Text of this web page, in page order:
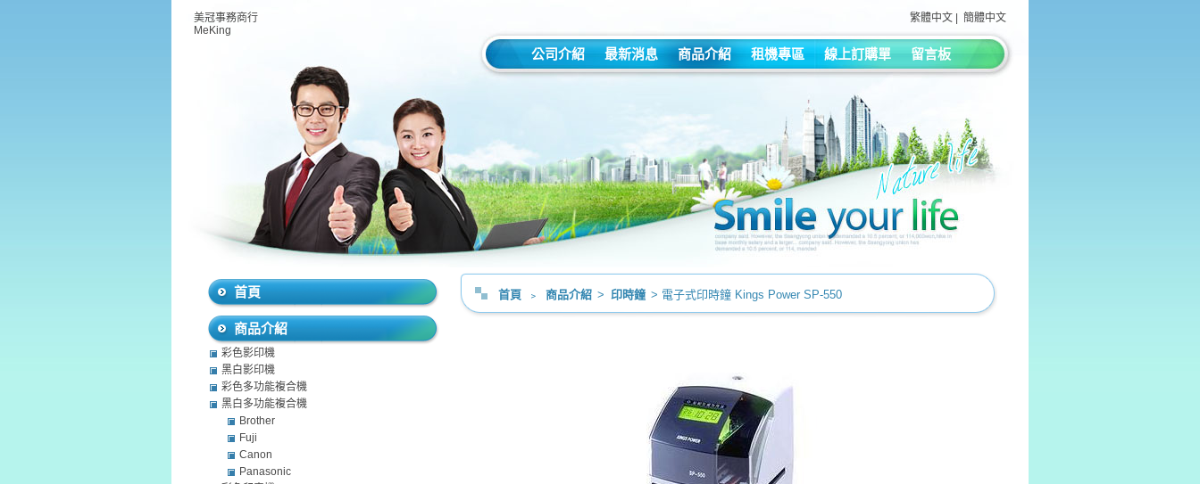
美冠事務商行
MeKing
繁體中文 簡體中文
公司介紹 最新消息 商品介紹 租機專區 線上訂購單 留言板
首頁 ﹥ 商品介紹 > 印時鐘 > 電子式印時鐘 Kings Power SP-550
首頁
商品介紹
彩色影印機
黑白影印機
彩色多功能複合機
黑白多功能複合機
Brother
Fuji
Canon
Panasonic